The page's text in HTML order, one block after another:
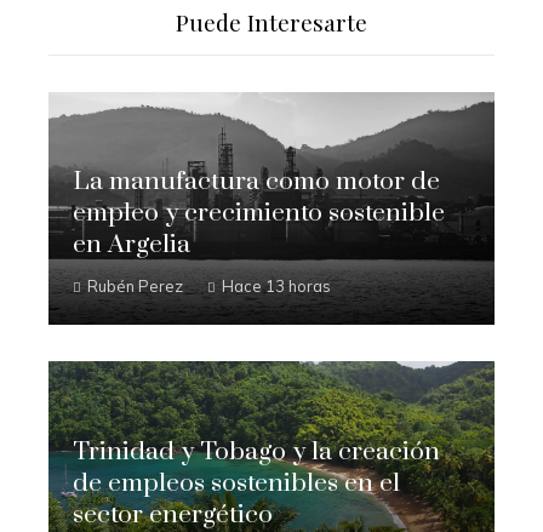
Puede Interesarte
La manufactura como motor de
empleo y crecimiento sostenible
en Argelia
Rubén Perez Hace 13 horas
Trinidad y Tobago y la creación
de empleos sostenibles en el
sector energético